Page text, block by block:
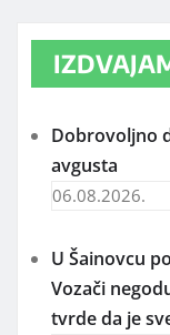
Dobrovoljno
avgusta
06.08.2026.
U Šainovcu
Vozači
tvrde da je